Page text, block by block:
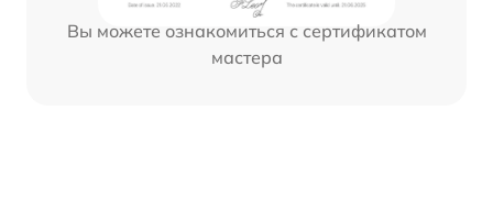
Вы можете ознакомиться с сертификатом
мастера